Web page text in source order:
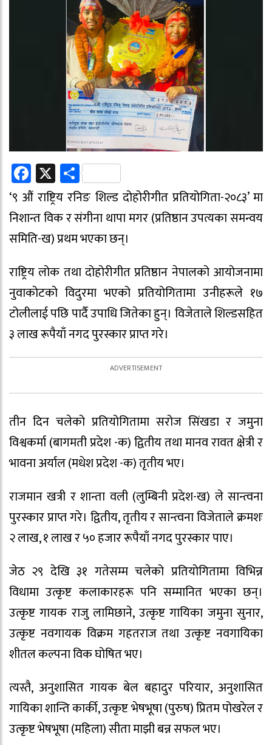
Facebook
X Share
‘९ औं राष्ट्रिय रनिङ शिल्ड दोहोरीगीत प्रतियोगिता-२०८३’ मा
निशान्त विक र संगीना थापा मगर (प्रतिष्ठान उपत्यका समन्वय
समिति-ख) प्रथम भएका छन्।
राष्ट्रिय लोक तथा दोहोरीगीत प्रतिष्ठान नेपालको आयोजनामा
नुवाकोटको विदुरमा भएको प्रतियोगितामा उनीहरूले १७
टोलीलाई पछि पार्दै उपाधि जितेका हुन्। विजेताले शिल्डसहित
३ लाख रूपैयाँ नगद पुरस्कार प्राप्त गरे।
तीन दिन चलेको प्रतियोगितामा सरोज सिंखडा र जमुना
विश्वकर्मा (बागमती प्रदेश -क) द्वितीय तथा मानव रावत क्षेत्री र
भावना अर्याल (मधेश प्रदेश -क) तृतीय भए।
राजमान खत्री र शान्ता वली (लुम्बिनी प्रदेश-ख) ले सान्त्वना
पुरस्कार प्राप्त गरे। द्वितीय, तृतीय र सान्त्वना विजेताले क्रमशः
२ लाख, १ लाख र ५० हजार रूपैयाँ नगद पुरस्कार पाए।
जेठ २९ देखि ३१ गतेसम्म चलेको प्रतियोगितामा विभिन्न
विधामा उत्कृष्ट कलाकारहरू पनि सम्मानित भएका छन्।
उत्कृष्ट गायक राजु लामिछाने, उत्कृष्ट गायिका जमुना सुनार,
उत्कृष्ट नवगायक विक्रम गहतराज तथा उत्कृष्ट नवगायिका
शीतल कल्पना विक घोषित भए।
त्यस्तै, अनुशासित गायक बेल बहादुर परियार, अनुशासित
गायिका शान्ति कार्की, उत्कृष्ट भेषभूषा (पुरुष) प्रितम पोखरेल र
उत्कृष्ट भेषभूषा (महिला) सीता माझी बन्न सफल भए।